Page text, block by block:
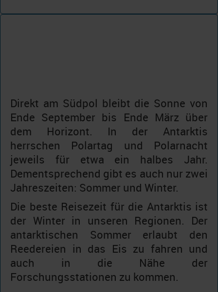
Direkt am Südpol bleibt die Sonne von
Ende September bis Ende März über
dem Horizont. In der Antarktis
herrschen Polartag und Polarnacht
jeweils für etwa ein halbes Jahr.
Dementsprechend gibt es auch nur zwei
Jahreszeiten: Sommer und Winter.
Die beste Reisezeit für die Antarktis ist
der Winter in unseren Regionen. Der
antarktischen Sommer erlaubt den
Reedereien in das Eis zu fahren und
auch in die Nähe der
Forschungsstationen zu kommen.